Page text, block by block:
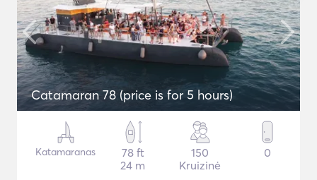
Catamaran 78 (price is for 5 hours)
Katamaranas
78 ft
24 m
150
Kruizinė
0